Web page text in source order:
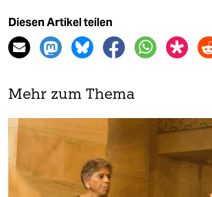
Diesen Artikel teilen
Mehr zum Thema